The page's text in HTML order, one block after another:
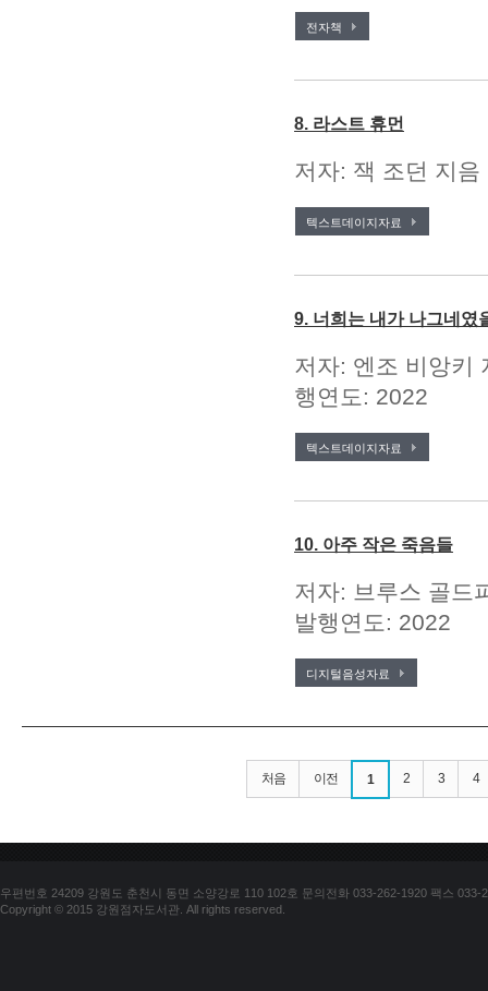
전자책
8. 라스트 휴먼
저자: 잭 조던 지
텍스트데이지자료
9. 너희는 내가 나그네였
저자: 엔조 비앙키
행연도: 2022
텍스트데이지자료
10. 아주 작은 죽음들
저자: 브루스 골드
발행연도: 2022
디지털음성자료
처음 이전 1 2 3 4
우편번호 24209 강원도 춘천시 동면 소양강로 110 102호 문의전화 033-262-1920 팩스 033-
Copyright © 2015 강원점자도서관. All rights reserved.